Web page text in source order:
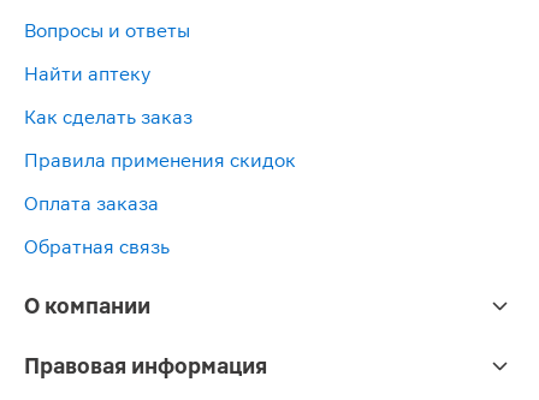
Вопросы и ответы
Найти аптеку
Как сделать заказ
Правила применения скидок
Оплата заказа
Обратная связь
О компании
Правовая информация